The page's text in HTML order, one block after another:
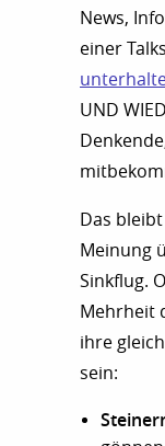
News,
einer
UND
Das
Meinung
Sinkflug.
Mehrheit
ihre
sein: